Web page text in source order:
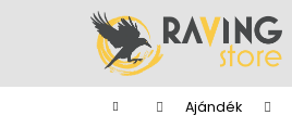
KezdőlapAjándék
á
Vissza
a boltba
Vissza
a boltba